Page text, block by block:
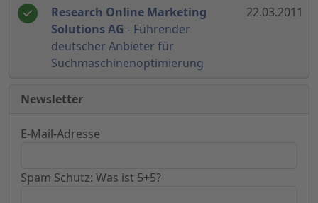
Research Online Marketing
Solutions AG - Führender
deutscher Anbieter für
Suchmaschinenoptimierung
22.03.2011
Newsletter
E-Mail-Adresse
Spam Schutz: Was ist 5+5?